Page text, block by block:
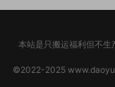
本站是只搬运福利但不
©2022-2025